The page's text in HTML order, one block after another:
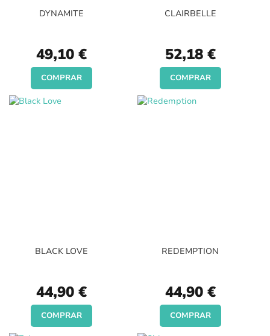
DYNAMITE
49,10 €
COMPRAR
CLAIRBELLE
52,18 €
COMPRAR
BLACK LOVE
44,90 €
COMPRAR
REDEMPTION
44,90 €
COMPRAR